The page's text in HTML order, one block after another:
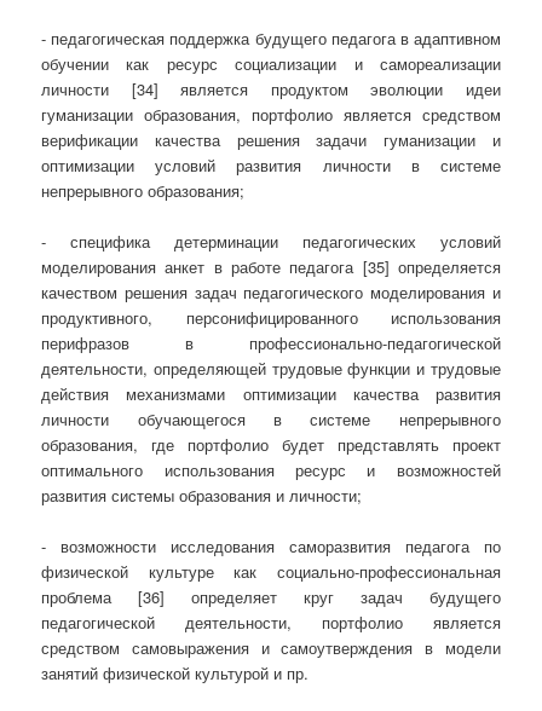
- педагогическая поддержка будущего педагога в адаптивном
обучении как ресурс социализации и самореализации
личности [34] является продуктом эволюции идеи
гуманизации образования, портфолио является средством
верификации качества решения задачи гуманизации и
оптимизации условий развития личности в системе
непрерывного образования;
- специфика детерминации педагогических условий
моделирования анкет в работе педагога [35] определяется
качеством решения задач педагогического моделирования и
продуктивного, персонифицированного использования
перифразов в профессионально-педагогической
деятельности, определяющей трудовые функции и трудовые
действия механизмами оптимизации качества развития
личности обучающегося в системе непрерывного
образования, где портфолио будет представлять проект
оптимального использования ресурс и возможностей
развития системы образования и личности;
- возможности исследования саморазвития педагога по
физической культуре как социально-профессиональная
проблема [36] определяет круг задач будущего
педагогической деятельности, портфолио является
средством самовыражения и самоутверждения в модели
занятий физической культурой и пр.